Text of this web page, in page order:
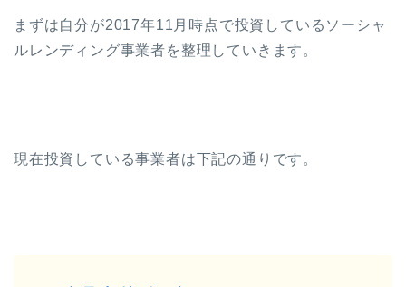
まずは自分が2017年11月時点で投資しているソーシャ
ルレンディング事業者を整理していきます。
現在投資している事業者は下記の通りです。